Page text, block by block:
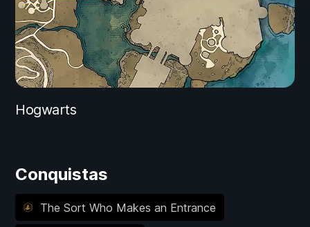
Hogwarts
Conquistas
The Sort Who Makes an Entrance